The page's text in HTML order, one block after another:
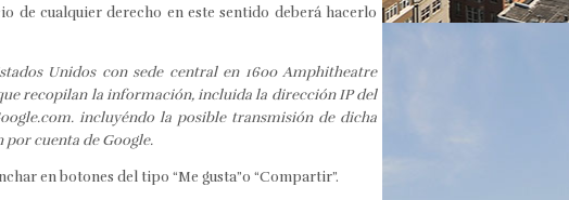
de cualquier derecho en este sentido deberá hacerlo
Unidos con sede central en 1600 Amphitheatre
recopilan la información, incluida la dirección IP del
incluyéndo la posible transmisión de dicha
cuenta de Google.
en botones del tipo “Me gusta”o “Compartir”.